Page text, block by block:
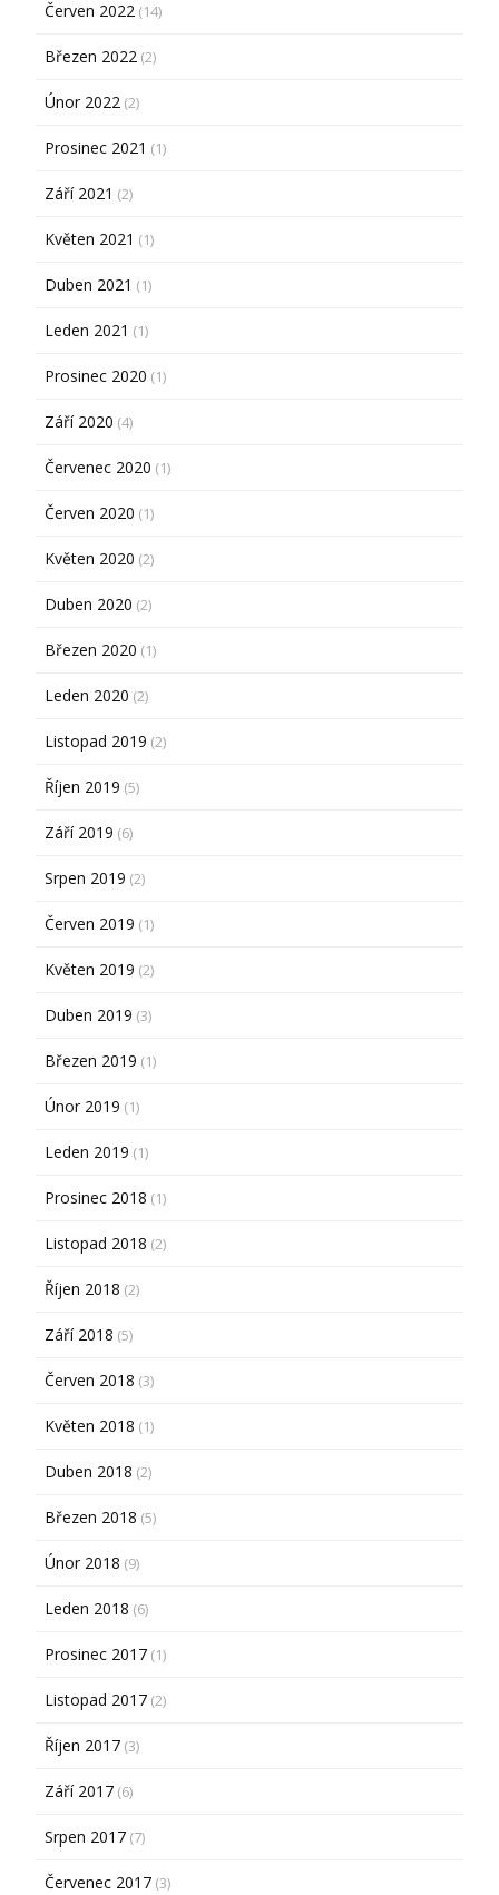
Červen 2022 (14)
Březen 2022 (2)
Únor 2022 (2)
Prosinec 2021 (1)
Září 2021 (2)
Květen 2021 (1)
Duben 2021 (1)
Leden 2021 (1)
Prosinec 2020 (1)
Září 2020 (4)
Červenec 2020 (1)
Červen 2020 (1)
Květen 2020 (2)
Duben 2020 (2)
Březen 2020 (1)
Leden 2020 (2)
Listopad 2019 (2)
Říjen 2019 (5)
Září 2019 (6)
Srpen 2019 (2)
Červen 2019 (1)
Květen 2019 (2)
Duben 2019 (3)
Březen 2019 (1)
Únor 2019 (1)
Leden 2019 (1)
Prosinec 2018 (1)
Listopad 2018 (2)
Říjen 2018 (2)
Září 2018 (5)
Červen 2018 (3)
Květen 2018 (1)
Duben 2018 (2)
Březen 2018 (5)
Únor 2018 (9)
Leden 2018 (6)
Prosinec 2017 (1)
Listopad 2017 (2)
Říjen 2017 (3)
Září 2017 (6)
Srpen 2017 (7)
Červenec 2017 (3)